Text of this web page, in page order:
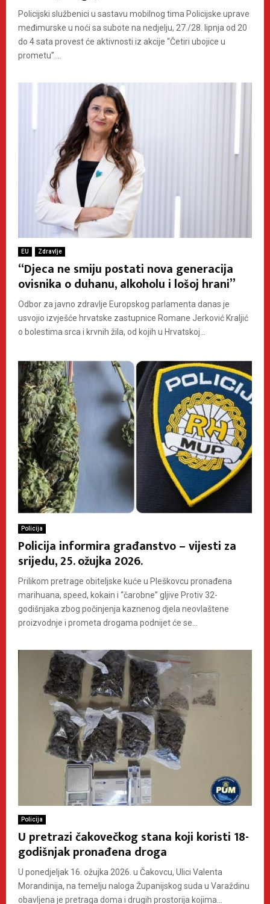
Policijski službenici u sastavu mobilnog tima Policijske uprave
međimurske u noći sa subote na nedjelju, 27./28. lipnja od 20
do 4 sata provest će aktivnosti iz akcije “Četiri ubojice u
prometu”....
EU Zdravlje
“Djeca ne smiju postati nova generacija
ovisnika o duhanu, alkoholu i lošoj hrani”
Odbor za javno zdravlje Europskog parlamenta danas je
usvojio izvješće hrvatske zastupnice Romane Jerković Kraljić
o bolestima srca i krvnih žila, od kojih u Hrvatskoj...
Policija
Policija informira građanstvo – vijesti za
srijedu, 25. ožujka 2026.
Prilikom pretrage obiteljske kuće u Pleškovcu pronađena
marihuana, speed, kokain i “čarobne” gljive Protiv 32-
godišnjaka zbog počinjenja kaznenog djela neovlaštene
proizvodnje i prometa drogama podnijet će se...
Policija
U pretrazi čakovečkog stana koji koristi 18-
godišnjak pronađena droga
U ponedjeljak 16. ožujka 2026. u Čakovcu, Ulici Valenta
Morandinija, na temelju naloga Županijskog suda u Varaždinu
obavljena je pretraga doma i drugih prostorija kojima...